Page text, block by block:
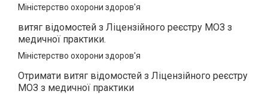
Міністерство охорони здоров'я
витяг відомостей з Ліцензійного реєстру МОЗ з
медичної практики.
Міністерство охорони здоров'я
Отримати витяг відомостей з Ліцензійного реєстру
МОЗ з медичної практики